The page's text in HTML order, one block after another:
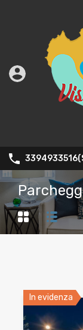
In evidenza